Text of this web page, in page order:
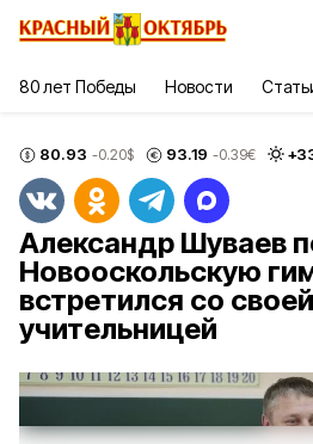
80 лет Победы Новости
80.93 -0.20$ 93.19 -0.39€ +
Александр Шуваев
Новооскольскую
встретился со
учительницей